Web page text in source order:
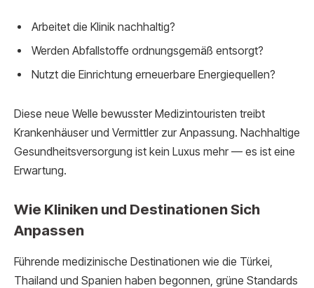
Arbeitet die Klinik nachhaltig?
Werden Abfallstoffe ordnungsgemäß entsorgt?
Nutzt die Einrichtung erneuerbare Energiequellen?
Diese neue Welle bewusster Medizintouristen treibt
Krankenhäuser und Vermittler zur Anpassung. Nachhaltige
Gesundheitsversorgung ist kein Luxus mehr — es ist eine
Erwartung.
Wie Kliniken und Destinationen Sich
Anpassen
Führende medizinische Destinationen wie die Türkei,
Thailand und Spanien haben begonnen, grüne Standards